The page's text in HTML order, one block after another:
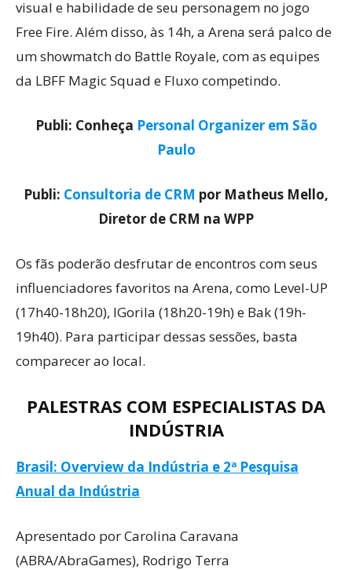
visual e habilidade de seu personagem no jogo
Free Fire. Além disso, às 14h, a Arena será palco de
um showmatch do Battle Royale, com as equipes
da LBFF Magic Squad e Fluxo competindo.
Publi: Conheça Personal Organizer em São
Paulo
Publi: Consultoria de CRM por Matheus Mello,
Diretor de CRM na WPP
Os fãs poderão desfrutar de encontros com seus
influenciadores favoritos na Arena, como Level-UP
(17h40-18h20), IGorila (18h20-19h) e Bak (19h-
19h40). Para participar dessas sessões, basta
comparecer ao local.
PALESTRAS COM ESPECIALISTAS DA
INDÚSTRIA
Brasil: Overview da Indústria e 2ª Pesquisa
Anual da Indústria
Apresentado por Carolina Caravana
(ABRA/AbraGames), Rodrigo Terra